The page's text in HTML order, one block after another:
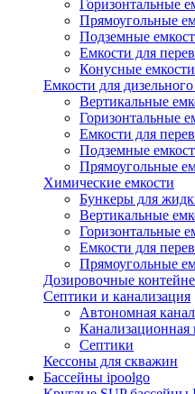
Горизонтальные
Прямоугольные
Подземные
Емкости для
Конусные емкости
Емкости для
Вертикальные
Горизонтальные
Емкости для
Подземные
Прямоугольные
Химические емкости
Бункеры для
Вертикальные
Горизонтальные
Емкости для
Прямоугольные
Дозировочные
Септики и канализация
Автономная
Канализационная
Септики
Кессоны для скважин
Бассейны ipoolgo